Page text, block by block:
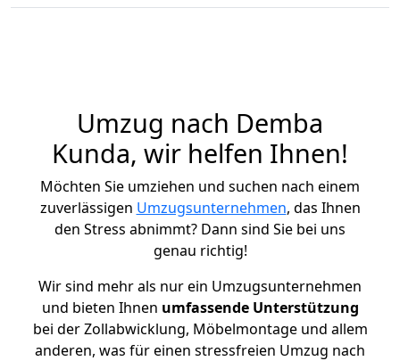
Umzug nach Demba
Kunda, wir helfen Ihnen!
Möchten Sie umziehen und suchen nach einem
zuverlässigen Umzugsunternehmen, das Ihnen
den Stress abnimmt? Dann sind Sie bei uns
genau richtig!
Wir sind mehr als nur ein Umzugsunternehmen
und bieten Ihnen umfassende Unterstützung
bei der Zollabwicklung, Möbelmontage und allem
anderen, was für einen stressfreien Umzug nach